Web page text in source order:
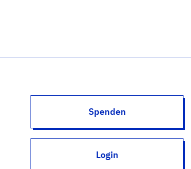
Spenden
Login